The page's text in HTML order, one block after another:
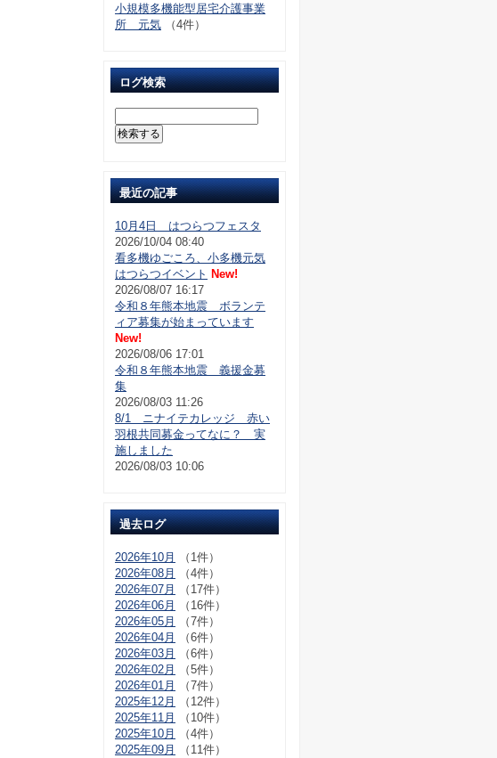
小規模多機能型居宅介護事業
所 元気 （4件）
ログ検索
最近の記事
10月4日 はつらつフェスタ
2026/10/04 08:40
看多機ゆごころ、小多機元気
はつらつイベント New!
2026/08/07 16:17
令和８年熊本地震 ボランテ
ィア募集が始まっています
New!
2026/08/06 17:01
令和８年熊本地震 義援金募
集
2026/08/03 11:26
8/1 ニナイテカレッジ 赤い
羽根共同募金ってなに？ 実
施しました
2026/08/03 10:06
過去ログ
2026年10月
（1件）
2026年08月
（4件）
2026年07月
（17件）
2026年06月
（16件）
2026年05月
（7件）
2026年04月
（6件）
2026年03月
（6件）
2026年02月
（5件）
2026年01月
（7件）
2025年12月
（12件）
2025年11月
（10件）
2025年10月
（4件）
2025年09月
（11件）